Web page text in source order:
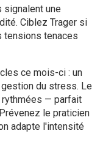
signalent une
Ciblez Trager si
tensions tenaces
ce mois-ci : un
du stress. Le
— parfait
le praticien
adapte l'intensité